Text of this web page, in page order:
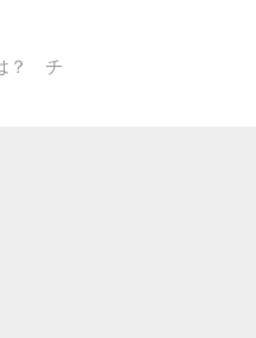
？ チ